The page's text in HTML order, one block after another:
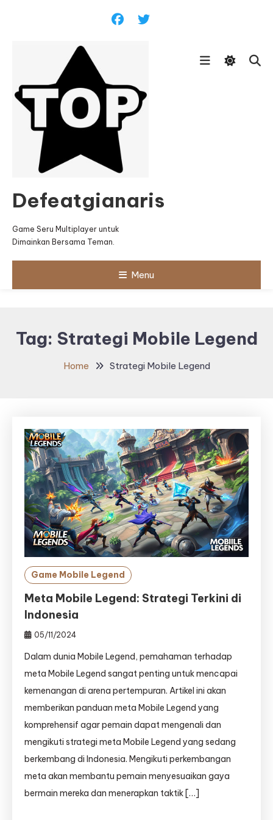
Defeatgianaris
Game Seru Multiplayer untuk
Dimainkan Bersama Teman.
Menu
Tag: Strategi Mobile Legend
Home Strategi Mobile Legend
Game Mobile Legend
Meta Mobile Legend: Strategi Terkini di
Indonesia
05/11/2024
Dalam dunia Mobile Legend, pemahaman terhadap
meta Mobile Legend sangat penting untuk mencapai
kemenangan di arena pertempuran. Artikel ini akan
memberikan panduan meta Mobile Legend yang
komprehensif agar pemain dapat mengenali dan
mengikuti strategi meta Mobile Legend yang sedang
berkembang di Indonesia. Mengikuti perkembangan
meta akan membantu pemain menyesuaikan gaya
bermain mereka dan menerapkan taktik […]